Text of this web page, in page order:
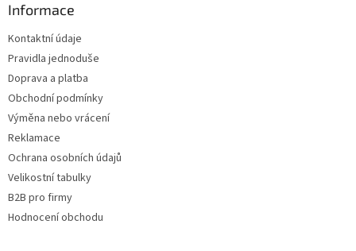
Informace
Kontaktní údaje
Pravidla jednoduše
Doprava a platba
Obchodní podmínky
Výměna nebo vrácení
Reklamace
Ochrana osobních údajů
Velikostní tabulky
B2B pro firmy
Hodnocení obchodu